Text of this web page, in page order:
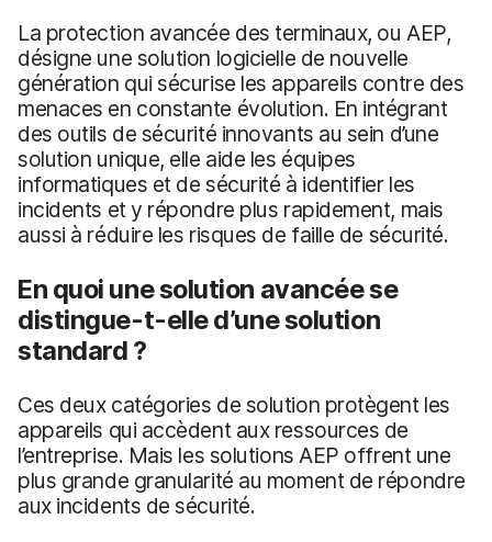
La protection avancée des terminaux, ou AEP,
désigne une solution logicielle de nouvelle
génération qui sécurise les appareils contre des
menaces en constante évolution. En intégrant
des outils de sécurité innovants au sein d’une
solution unique, elle aide les équipes
informatiques et de sécurité à identifier les
incidents et y répondre plus rapidement, mais
aussi à réduire les risques de faille de sécurité.
En quoi une solution avancée se
distingue-t-elle d’une solution
standard ?
Ces deux catégories de solution protègent les
appareils qui accèdent aux ressources de
l’entreprise. Mais les solutions AEP offrent une
plus grande granularité au moment de répondre
aux incidents de sécurité.